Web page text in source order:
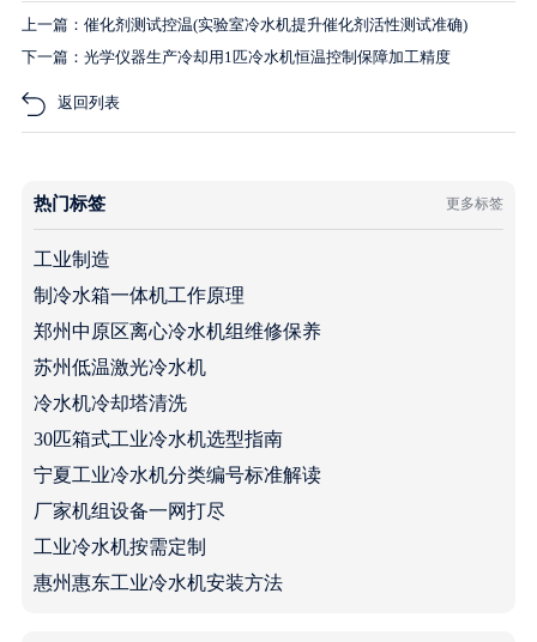
上一篇：催化剂测试控温(实验室冷水机提升催化剂活性测试准确)
下一篇：光学仪器生产冷却用1匹冷水机恒温控制保障加工精度
返回列表
热门标签 更多标签
工业制造
制冷水箱一体机工作原理
郑州中原区离心冷水机组维修保养
苏州低温激光冷水机
冷水机冷却塔清洗
30匹箱式工业冷水机选型指南
宁夏工业冷水机分类编号标准解读
厂家机组设备一网打尽
工业冷水机按需定制
惠州惠东工业冷水机安装方法